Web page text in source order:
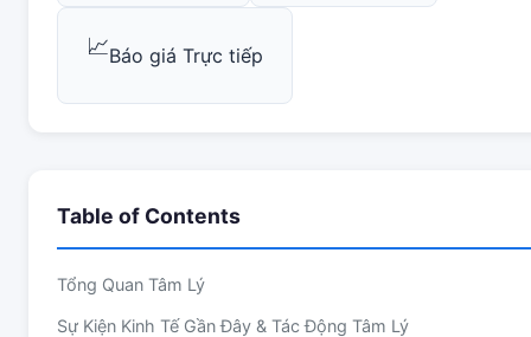
📈Báo giá Trực tiếp
Table of Contents
Tổng Quan Tâm Lý
Sự Kiện Kinh Tế Gần Đây & Tác Động Tâm Lý